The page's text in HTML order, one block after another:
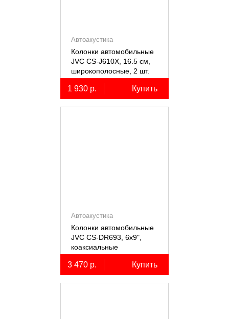
Автоакустика
Колонки автомобильные
JVC CS-J610X, 16.5 см,
широкополосные, 2 шт.
1 930 р. Купить
Автоакустика
Колонки автомобильные
JVC CS-DR693, 6х9",
коаксиальные
трёхполосные, 2 шт.
3 470 р. Купить